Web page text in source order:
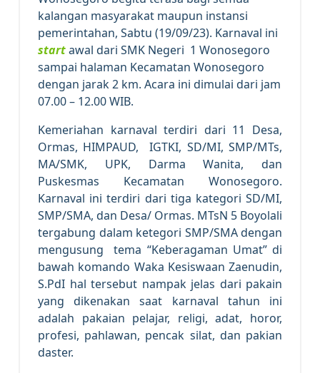
kalangan masyarakat maupun instansi
pemerintahan, Sabtu (19/09/23). Karnaval ini
startawal dari SMK Negeri 1 Wonosegoro
sampai halaman Kecamatan Wonosegoro
dengan jarak 2 km. Acara ini dimulai dari jam
07.00 – 12.00 WIB.
Kemeriahan karnaval terdiri dari 11 Desa,
Ormas, HIMPAUD, IGTKI, SD/MI, SMP/MTs,
MA/SMK, UPK, Darma Wanita, dan
Puskesmas Kecamatan Wonosegoro.
Karnaval ini terdiri dari tiga kategori SD/MI,
SMP/SMA, dan Desa/ Ormas. MTsN 5 Boyolali
tergabung dalam ketegori SMP/SMA dengan
mengusung tema “Keberagaman Umat” di
bawah komando Waka Kesiswaan Zaenudin,
S.PdI hal tersebut nampak jelas dari pakain
yang dikenakan saat karnaval tahun ini
adalah pakaian pelajar, religi, adat, horor,
profesi, pahlawan, pencak silat, dan pakian
daster.